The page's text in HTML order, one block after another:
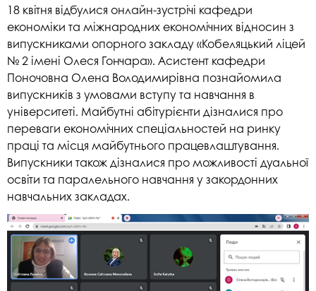
18 квітня відбулися онлайн-зустрічі кафедри
економіки та міжнародних економічних відносин з
випускниками опорного закладу «Кобеляцький ліцей
№ 2 імені Олеся Гончара». Асистент кафедри
Поночовна Олена Володимирівна познайомила
випускників з умовами вступу та навчання в
університеті. Майбутні абітурієнти дізналися про
переваги економічних спеціальностей на ринку
праці та місця майбутнього працевлаштування.
Випускники також дізналися про можливості дуальної
освіти та паралельного навчання у закордонних
навчальних закладах.